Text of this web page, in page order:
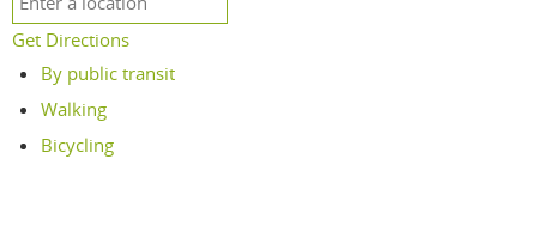
Get Directions
By public transit
Walking
Bicycling